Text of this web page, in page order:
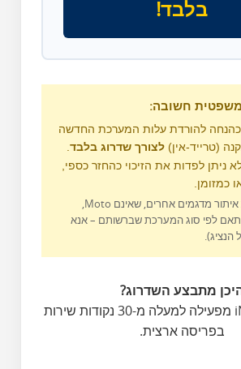
בלבד!
חשובה:
כהנחה להורדת עלות המערכת החדשה
(טרייד-אין) לצורך שדרוג בלבד
ניתן לפדות את הזיכוי כהחזר כספי,
כמזומן.
(בעלי מערכות איתור מדגמים אחרים, שאינם Moto,
לפי סוג המערכת שברשותם – אנא
הנציג).
מתבצע השדרוג?
לנוחיותכם, iNet מפעילה למעלה מ-30 נקודות שירות
בפריסה ארצית.